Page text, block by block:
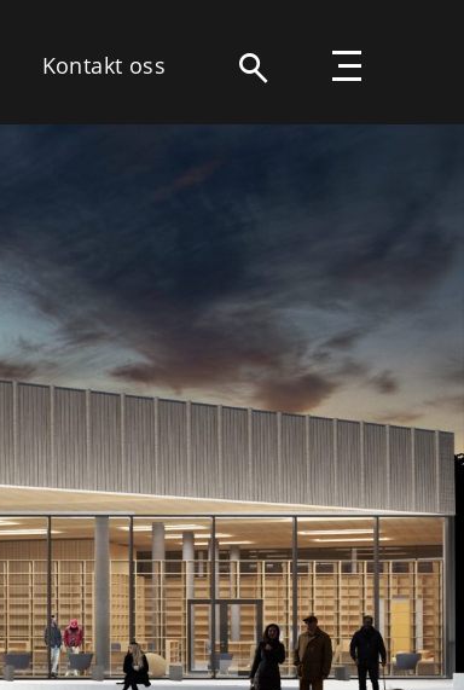
Kontakt oss